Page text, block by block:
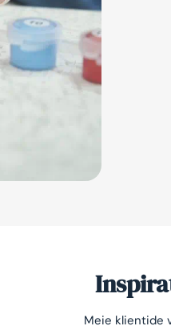
Meie klientide